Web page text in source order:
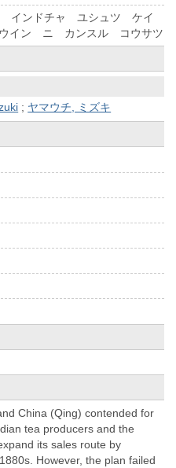
インドチャ ユシュツ ケイ
イン ニ カンスル コウサツ
; ヤマウチ, ミズキ
China (Qing) contended for
tea producers and the
its sales route by
However, the plan failed